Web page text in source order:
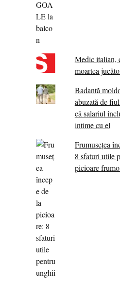
Medic italian,
moartea
Badantă
abuzată de
că salariul
intime cu el
Frumusețea
8 sfaturi utile
picioare